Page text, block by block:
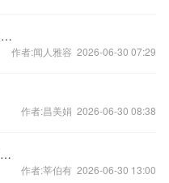
心情emo的时候总想吃点东西？不是太馋了，而是太累了！
作者:闻人雅容 2026-06-30 07:29
作者:昌美娟 2026-06-30 08:38
地天泰·国风入驻东阳红木家具市场 “新中式”热浪席卷东阳
作者:莘伯有 2026-06-30 13:00